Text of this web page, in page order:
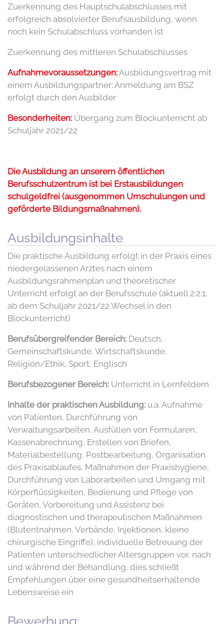
Zuerkennung des Hauptschulabschlusses mit
erfolgreich absolvierter Berufsausbildung, wenn
noch kein Schulabschluss vorhanden ist
Zuerkennung des mittleren Schulabschlusses
Aufnahmevoraussetzungen:Ausbildungsvertrag mit
einem Ausbildungspartner; Anmeldung am BSZ
erfolgt durch den Ausbilder
Besonderheiten: Übergang zum Blockunterricht ab
Schuljahr 2021/22
Die Ausbildung an unserem öffentlichen
Berufsschulzentrum ist bei Erstausbildungen
schulgeldfrei (ausgenommen Umschulungen und
geförderte Bildungsmaßnahmen).
Ausbildungsinhalte
Die praktische Ausbildung erfolgt in der Praxis eines
niedergelassenen Arztes nach einem
Ausbildungsrahmenplan und theoretischer
Unterricht erfolgt an der Berufsschule (aktuell 2:2:1;
ab dem Schuljahr 2021/22 Wechsel in den
Blockunterricht)
Berufsübergreifender Bereich: Deutsch,
Gemeinschaftskunde, Wirtschaftskunde,
Religion/Ethik, Sport, Englisch
Berufsbezogener Bereich: Unterricht in Lernfeldern
Inhalte der praktischen Ausbildung: u.a. Aufnahme
von Patienten, Durchführung von
Verwaltungsarbeiten, Ausfüllen von Formularen,
Kassenabrechnung, Erstellen von Briefen,
Materialbestellung, Postbearbeitung, Organisation
des Praxisablaufes, Maßnahmen der Praxishygiene,
Durchführung von Laborarbeiten und Umgang mit
Körperflüssigkeiten, Bedienung und Pflege von
Geräten, Vorbereitung und Assistenz bei
diagnostischen und therapeutischen Maßnahmen
(Blutentnahmen, Verbände, Injektionen, kleine
chirurgische Eingriffe), individuelle Betreuung der
Patienten unterschiedlicher Altersgruppen vor, nach
und während der Behandlung, dies schließt
Empfehlungen über eine gesundheitserhaltende
Lebensweise ein
Bewerbung: